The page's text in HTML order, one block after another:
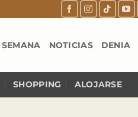
SEMANA NOTICIAS DENIA
SHOPPING ALOJARSE